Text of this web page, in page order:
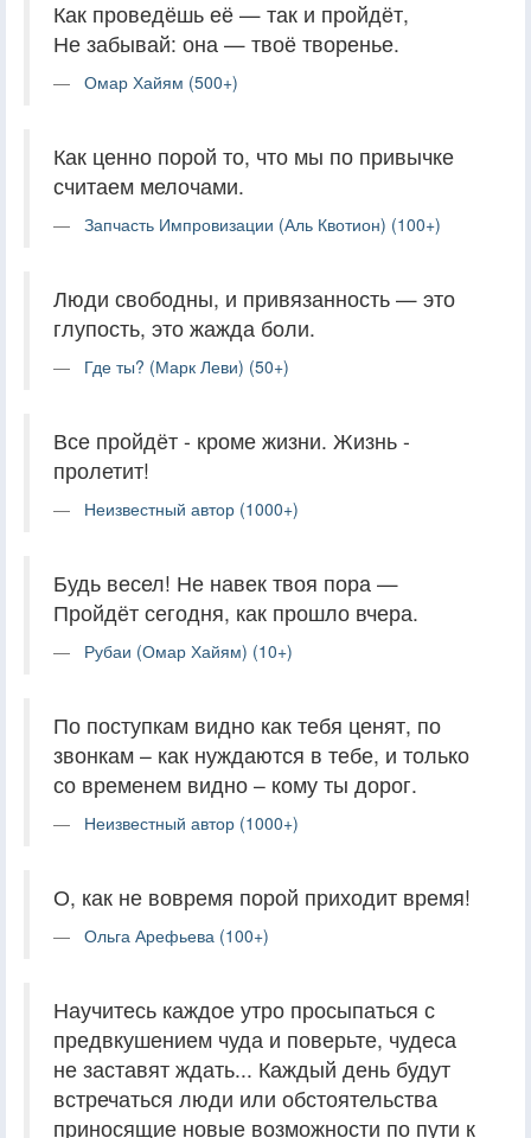
Как проведёшь её — так и пройдёт,
Не забывай: она — твоё творенье.
Омар Хайям (500+)
Как ценно порой то, что мы по привычке
считаем мелочами.
Запчасть Импровизации (Аль Квотион) (100+)
Люди свободны, и привязанность — это
глупость, это жажда боли.
Где ты? (Марк Леви) (50+)
Все пройдёт - кроме жизни. Жизнь -
пролетит!
Неизвестный автор (1000+)
Будь весел! Не навек твоя пора —
Пройдёт сегодня, как прошло вчера.
Рубаи (Омар Хайям) (10+)
По поступкам видно как тебя ценят, по
звонкам – как нуждаются в тебе, и только
со временем видно – кому ты дорог.
Неизвестный автор (1000+)
О, как не вовремя порой приходит время!
Ольга Арефьева (100+)
Научитесь каждое утро просыпаться с
предвкушением чуда и поверьте, чудеса
не заставят ждать... Каждый день будут
встречаться люди или обстоятельства
приносящие новые возможности по пути к